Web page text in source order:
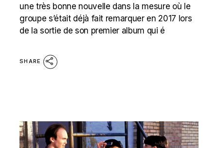
une très bonne nouvelle dans la mesure où le
groupe s’était déjà fait remarquer en 2017 lors
de la sortie de son premier album qui é
SHARE